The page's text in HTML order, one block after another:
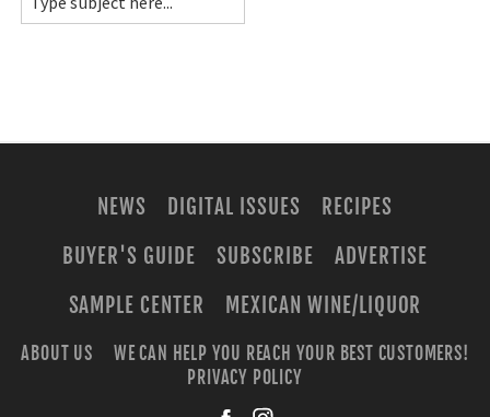
NEWS DIGITAL ISSUES
RECIPES
BUYER'S GUIDE
SUBSCRIBE
ADVERTISE
SAMPLE CENTER
MEXICAN WINE/LIQUOR
ABOUT US
WE CAN HELP YOU REACH YOUR BEST CUSTOMERS!
PRIVACY POLICY